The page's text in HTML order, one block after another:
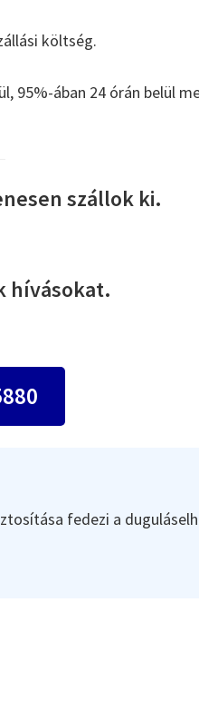
költség.
95%-ában 24 órán belül
szállok ki.
hívásokat.
fedezi a